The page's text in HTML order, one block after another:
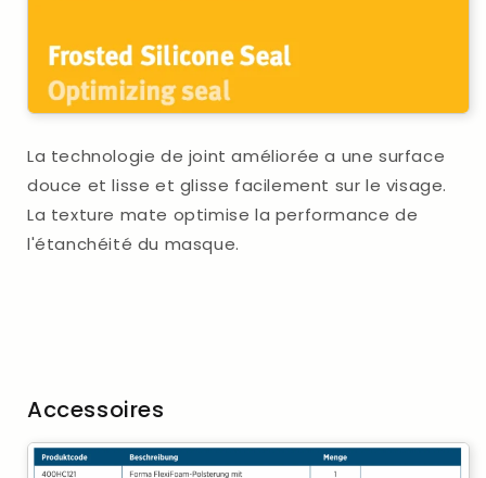
La technologie de joint améliorée a une surface
douce et lisse et glisse facilement sur le visage.
La texture mate optimise la performance de
l'étanchéité du masque.
Accessoires